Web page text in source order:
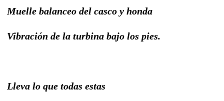
Muelle balanceo del casco y honda
Vibración de la turbina bajo los pies.
Lleva lo que todas estas